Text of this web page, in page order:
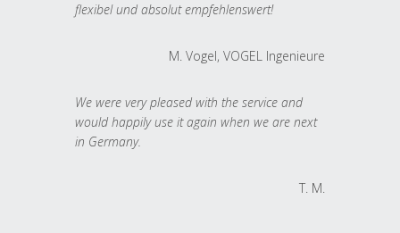
flexibel und absolut empfehlenswert!
M. Vogel, VOGEL Ingenieure
We were very pleased with the service and
would happily use it again when we are next
in Germany.
T. M.